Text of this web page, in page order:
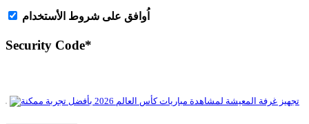
اُوافق على شروط الأستخدام
Security Code*